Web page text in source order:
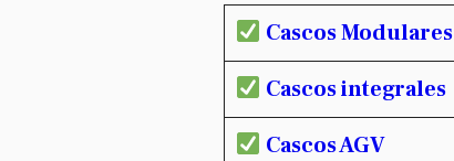
Cascos Modulares
Cascos integrales
Cascos AGV